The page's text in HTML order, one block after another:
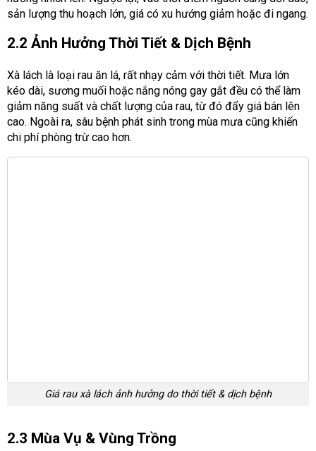
sản lượng thu hoạch lớn, giá có xu hướng giảm hoặc đi ngang.
2.2 Ảnh Hưởng Thời Tiết & Dịch Bệnh
Xà lách là loại rau ăn lá, rất nhạy cảm với thời tiết. Mưa lớn
kéo dài, sương muối hoặc nắng nóng gay gắt đều có thể làm
giảm năng suất và chất lượng của rau, từ đó đẩy giá bán lên
cao. Ngoài ra, sâu bệnh phát sinh trong mùa mưa cũng khiến
chi phí phòng trừ cao hơn.
Giá rau xà lách ảnh hưởng do thời tiết & dịch bệnh
2.3 Mùa Vụ & Vùng Trồng